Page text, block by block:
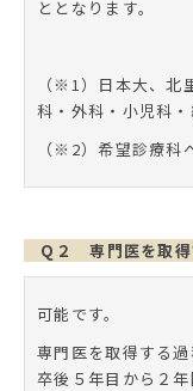
ととなります。
（※1）日本大、北
科・外科・小児科
（※2）希望診療科
Q２ 専門医を取得
可能です。
専門医を取得する
卒後５年目から２